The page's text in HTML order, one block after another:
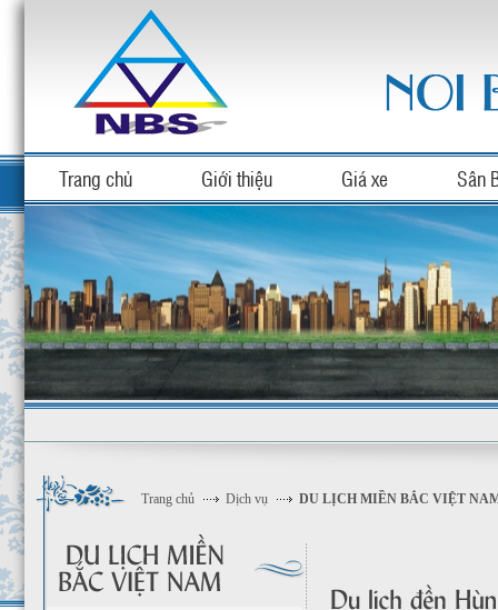
Trang chủ Giới thiệu Giá xe Sân
Trang chủ Dịch vụ DU LỊCH MIỀN BẮC VIỆT